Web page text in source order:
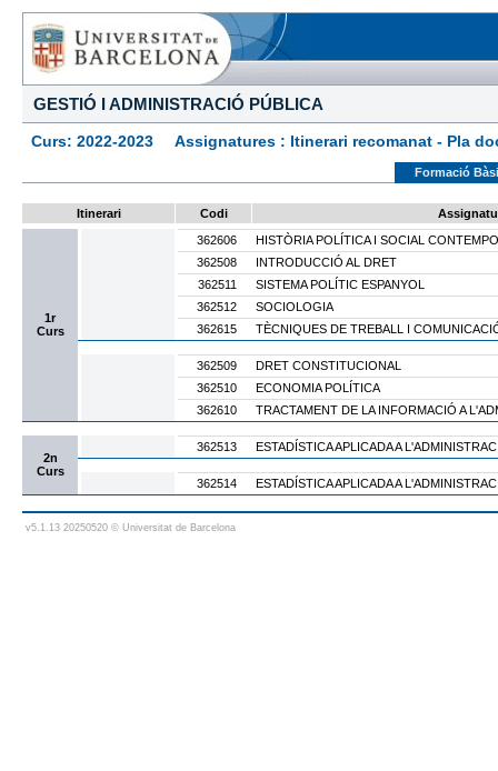
GESTIÓ I ADMINISTRACIÓ PÚBLICA
Curs: 2022-2023 Assignatures : Itinerari recomanat - Pla
Formació
Itinerari Codi
1r
Curs
362606
HISTÒRIA POLÍTICA I SOCIAL
362508
INTRODUCCIÓ AL DRET
362511
SISTEMA POLÍTIC ESPANYOL
362512
SOCIOLOGIA
362615
TÈCNIQUES DE TREBALL I
362509
DRET CONSTITUCIONAL
362510
ECONOMIA POLÍTICA
362610
TRACTAMENT DE LA INFORMACIÓ A
2n
Curs
362513 ESTADÍSTICA APLICADA A
362514 ESTADÍSTICA APLICADA A
v5.1.13 20250520 © Universitat de Barcelona